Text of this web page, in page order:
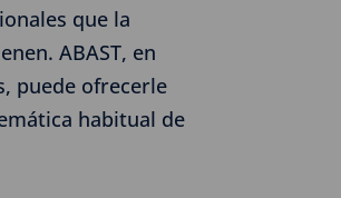
que la
ABAST, en
puede ofrecerle
habitual de